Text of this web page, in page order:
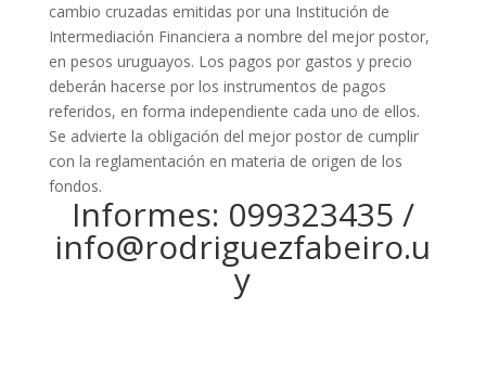
cambio cruzadas emitidas por una Institución de
Intermediación Financiera a nombre del mejor postor,
en pesos uruguayos. Los pagos por gastos y precio
deberán hacerse por los instrumentos de pagos
referidos, en forma independiente cada uno de ellos.
Se advierte la obligación del mejor postor de cumplir
con la reglamentación en materia de origen de los
fondos.
Informes: 099323435 /
info@rodriguezfabeiro.u
y